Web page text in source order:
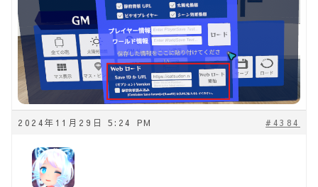
2024年11月29日 5:24 PM #4384